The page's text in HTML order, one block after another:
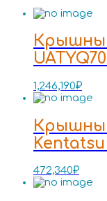
1,246,190₽
Kentatsu
472,340₽